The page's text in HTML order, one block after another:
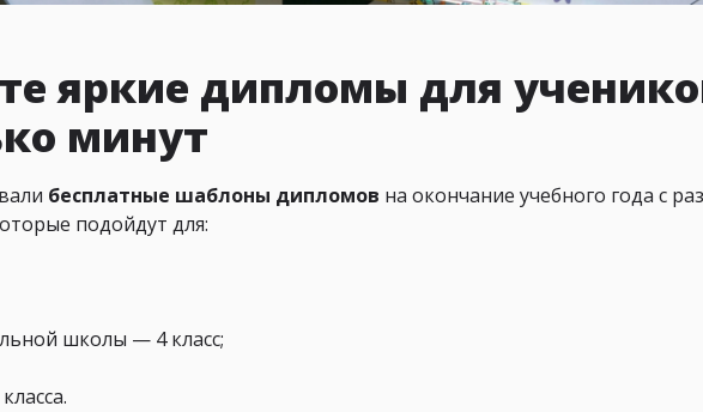
яркие дипломы для
минут
бесплатные шаблоны дипломов на окончание учебного года с
подойдут для:
школы — 4 класс;